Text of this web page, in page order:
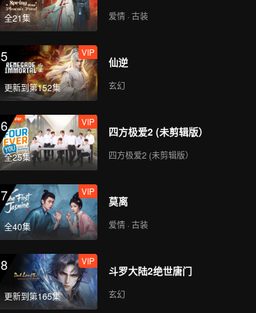
全21集 爱情 · 古装
5
更新到第152集
VIP
仙逆
玄幻
6
全25集
VIP
四方极爱2 (未剪辑版）
四方极爱2 (未剪辑版）
7
全40集
VIP
莫离
爱情 · 古装
8
更新到第165集
VIP
斗罗大陆2绝世唐门
玄幻